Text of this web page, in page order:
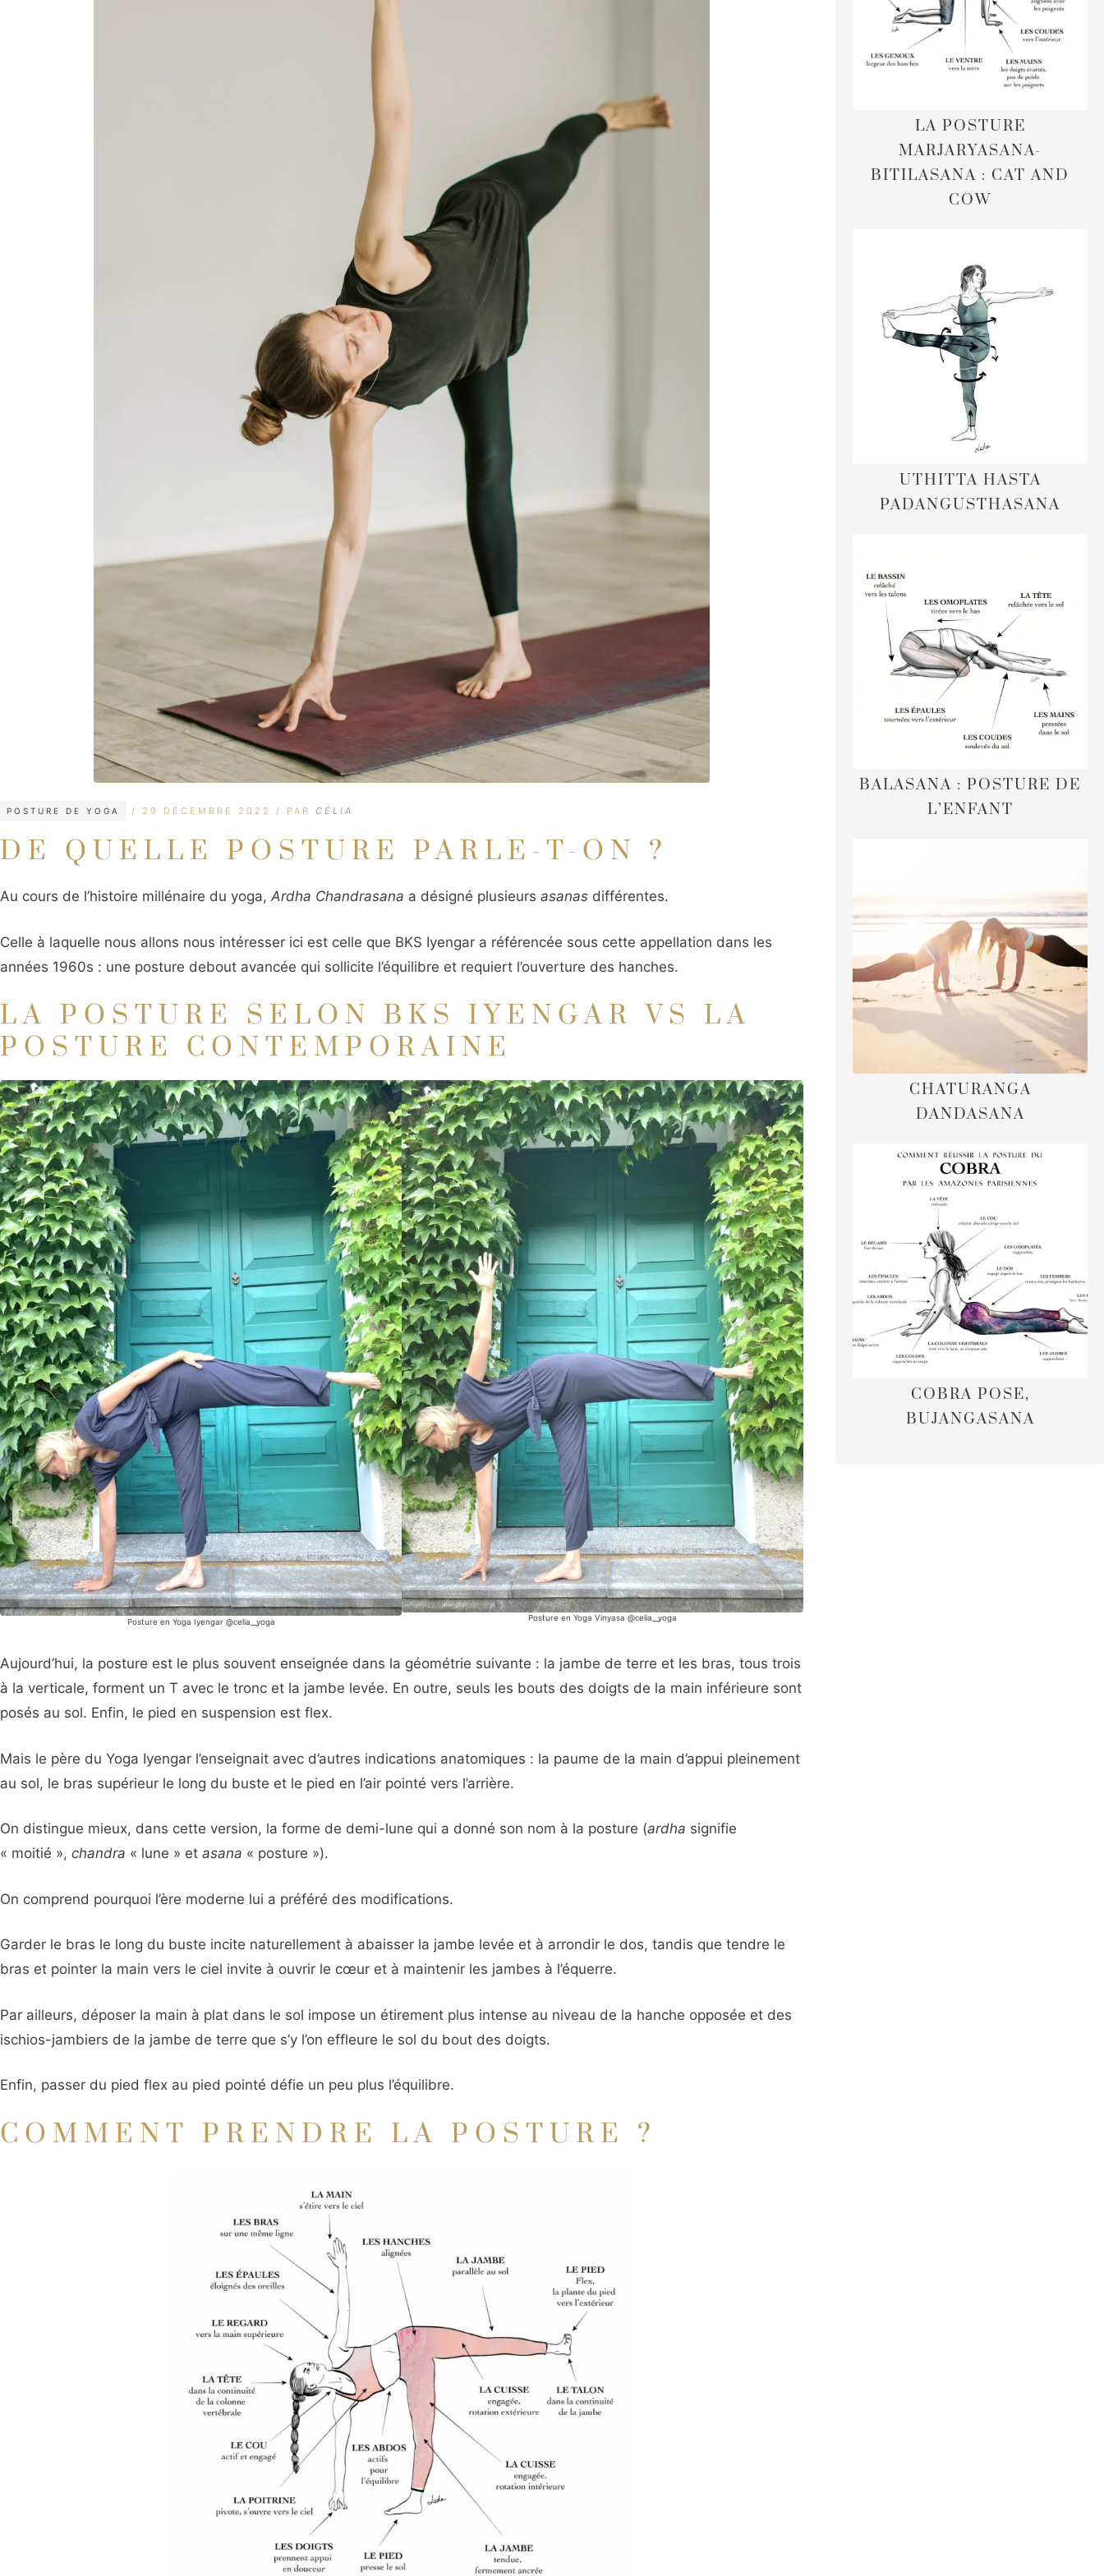
POSTURE DE YOGA
ÉTIQUETTES
29 DÉCEMBRE 2022 PAR CÉLIA
DE QUELLE POSTURE PARLE-T-ON ?
Au cours de l’histoire millénaire du yoga, Ardha Chandrasana a désigné plusieurs asanas différentes.
Celle à laquelle nous allons nous intéresser ici est celle que BKS Iyengar a référencée sous cette appellation dans les
années 1960s : une posture debout avancée qui sollicite l’équilibre et requiert l’ouverture des hanches.
LA POSTURE SELON BKS IYENGAR VS LA
POSTURE CONTEMPORAINE
Posture en Yoga Iyengar @celia__yoga Posture en Yoga Vinyasa @celia__yoga
Aujourd’hui, la posture est le plus souvent enseignée dans la géométrie suivante : la jambe de terre et les bras, tous trois
à la verticale, forment un T avec le tronc et la jambe levée. En outre, seuls les bouts des doigts de la main inférieure sont
posés au sol. Enfin, le pied en suspension est flex.
Mais le père du Yoga Iyengar l’enseignait avec d’autres indications anatomiques : la paume de la main d’appui pleinement
au sol, le bras supérieur le long du buste et le pied en l’air pointé vers l’arrière.
On distingue mieux, dans cette version, la forme de demi-lune qui a donné son nom à la posture (ardha signifie
« moitié », chandra « lune » et asana « posture »).
On comprend pourquoi l’ère moderne lui a préféré des modifications.
Garder le bras le long du buste incite naturellement à abaisser la jambe levée et à arrondir le dos, tandis que tendre le
bras et pointer la main vers le ciel invite à ouvrir le cœur et à maintenir les jambes à l’équerre.
Par ailleurs, déposer la main à plat dans le sol impose un étirement plus intense au niveau de la hanche opposée et des
ischios-jambiers de la jambe de terre que s’y l’on effleure le sol du bout des doigts.
Enfin, passer du pied flex au pied pointé défie un peu plus l’équilibre.
COMMENT PRENDRE LA POSTURE ?
LA POSTURE
MARJARYASANA-
BITILASANA : CAT AND
COW
UTHITTA HASTA
PADANGUSTHASANA
BALASANA : POSTURE DE
L’ENFANT
CHATURANGA
DANDASANA
COBRA POSE,
BUJANGASANA